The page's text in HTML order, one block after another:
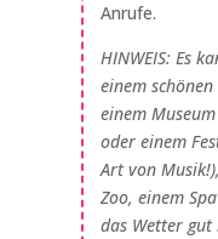
Anrufe.
HINWEIS: Es
einem
einem
oder einem
Art von
Zoo, einem
das Wetter